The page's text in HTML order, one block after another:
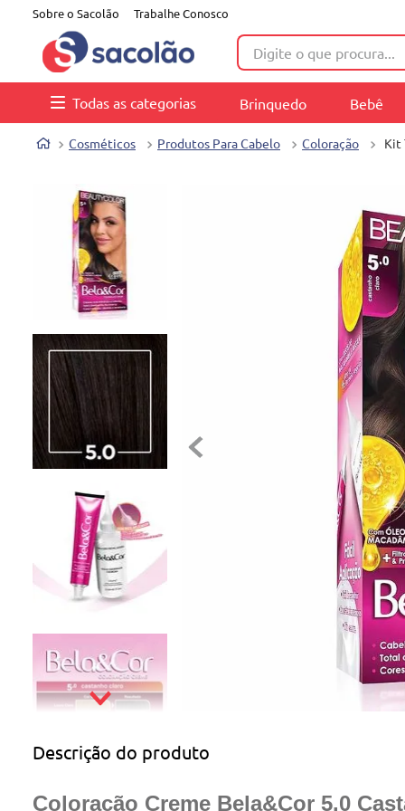
Sobre o Sacolão Trabalhe Conosco
Digite o que procura...
Todas as categorias Brinquedo Bebê
Cosméticos Produtos Para Cabelo Coloração Kit
Descrição do produto
Coloração Creme Bela&Cor 5.0